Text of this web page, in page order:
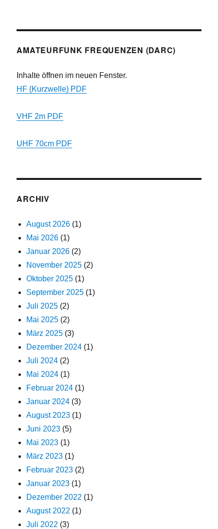
AMATEURFUNK FREQUENZEN (DARC)
Inhalte öffnen im neuen Fenster.
HF (Kurzwelle) PDF
VHF 2m PDF
UHF 70cm PDF
ARCHIV
August 2026 (1)
Mai 2026 (1)
Januar 2026 (2)
November 2025 (2)
Oktober 2025 (1)
September 2025 (1)
Juli 2025 (2)
Mai 2025 (2)
März 2025 (3)
Dezember 2024 (1)
Juli 2024 (2)
Mai 2024 (1)
Februar 2024 (1)
Januar 2024 (3)
August 2023 (1)
Juni 2023 (5)
Mai 2023 (1)
März 2023 (1)
Februar 2023 (2)
Januar 2023 (1)
Dezember 2022 (1)
August 2022 (1)
Juli 2022 (3)